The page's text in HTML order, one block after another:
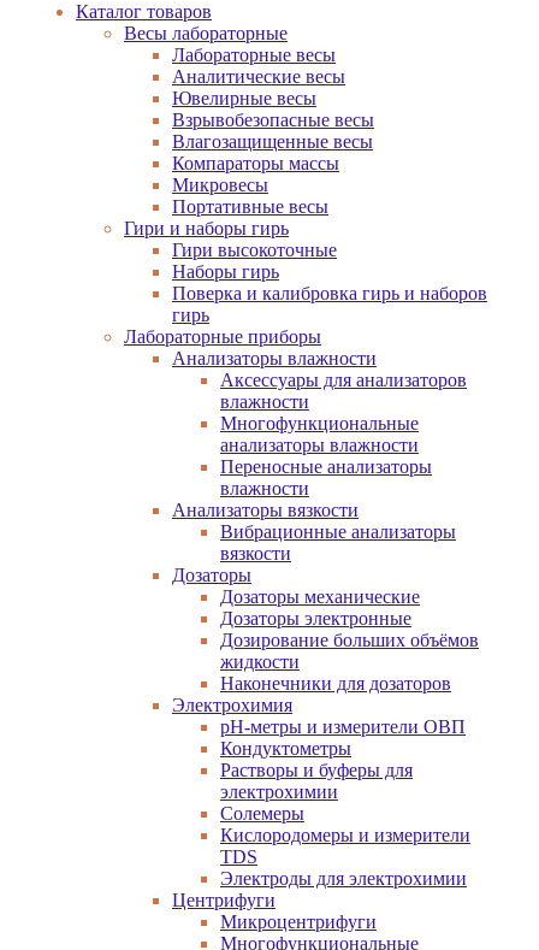
Каталог товаров
Весы лабораторные
Лабораторные весы
Аналитические весы
Ювелирные весы
Взрывобезопасные весы
Влагозащищенные весы
Компараторы массы
Микровесы
Портативные весы
Гири и наборы гирь
Гири высокоточные
Наборы гирь
Поверка и калибровка гирь и наборов
гирь
Лабораторные приборы
Анализаторы влажности
Аксессуары для анализаторов
влажности
Многофункциональные
анализаторы влажности
Переносные анализаторы
влажности
Анализаторы вязкости
Вибрационные анализаторы
вязкости
Дозаторы
Дозаторы механические
Дозаторы электронные
Дозирование больших объёмов
жидкости
Наконечники для дозаторов
Электрохимия
pH-метры и измерители ОВП
Кондуктометры
Растворы и буферы для
электрохимии
Солемеры
Кислородомеры и измерители
TDS
Электроды для электрохимии
Центрифуги
Микроцентрифуги
Многофункциональные